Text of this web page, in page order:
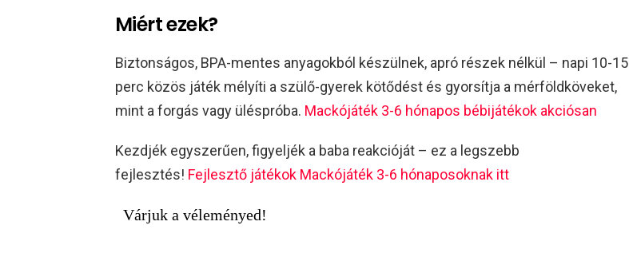
Miért ezek?
Biztonságos, BPA-mentes anyagokból készülnek, apró részek nélkül – napi 10-15
perc közös játék mélyíti a szülő-gyerek kötődést és gyorsítja a mérföldköveket,
mint a forgás vagy üléspróba. Mackójáték 3-6 hónapos bébijátékok akciósan
Kezdjék egyszerűen, figyeljék a baba reakcióját – ez a legszebb
fejlesztés! Fejlesztő játékok Mackójáték 3-6 hónaposoknak itt
Várjuk a véleményed!